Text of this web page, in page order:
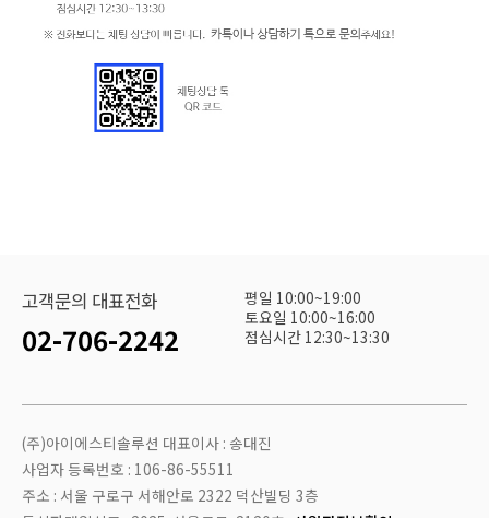
고객문의 대표전화
02-706-2242
평일 10:00~19:00
토요일 10:00~16:00
점심시간 12:30~13:30
(주)아이에스티솔루션 대표이사 : 송대진
사업자 등록번호 : 106-86-55511
주소 : 서울 구로구 서해안로 2322 덕산빌딩 3층